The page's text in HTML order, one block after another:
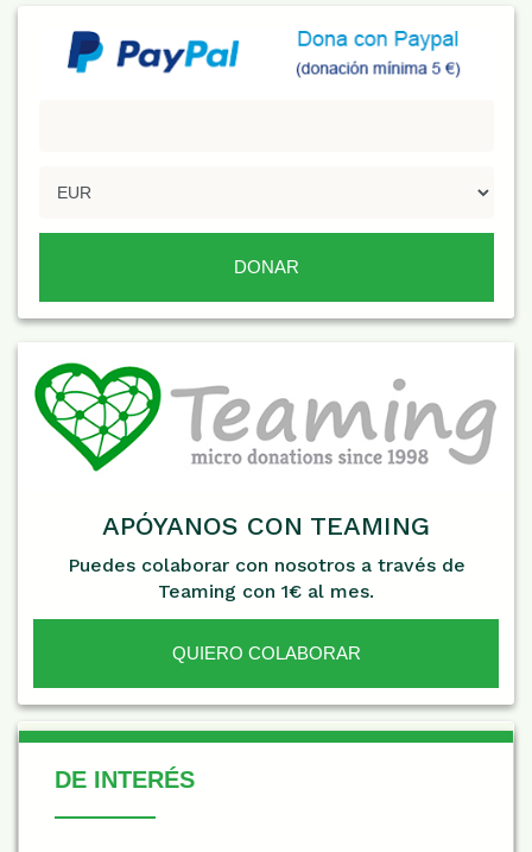
APÓYANOS CON TEAMING
Puedes colaborar con nosotros a través de
Teaming con 1€ al mes.
QUIERO COLABORAR
De Interés
DE INTERÉS